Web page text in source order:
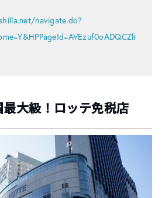
navigate.do?
大級！ロッテ免税店